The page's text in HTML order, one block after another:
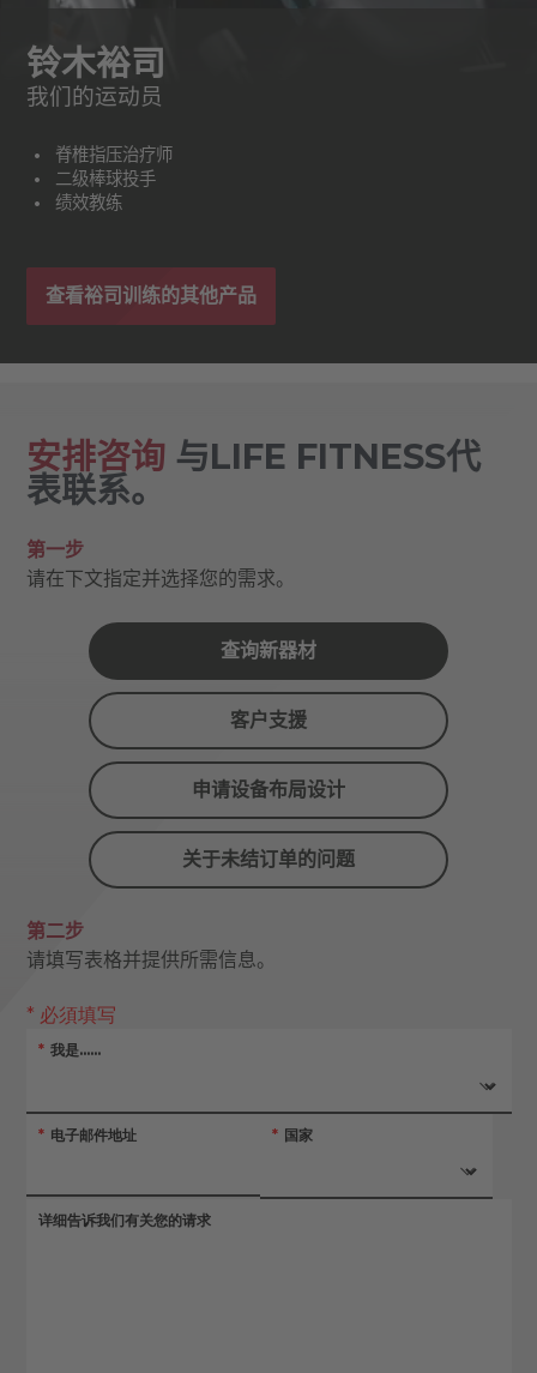
铃木裕司
我们的运动员
脊椎指压治疗师
二级棒球投手
绩效教练
查看裕司训练的其他产品
安排咨询与LIFE FITNESS代
表联系。
第一步
请在下文指定并选择您的需求。
查询新器材
客户支援
申请设备布局设计
关于未结订单的问题
第二步
请填写表格并提供所需信息。